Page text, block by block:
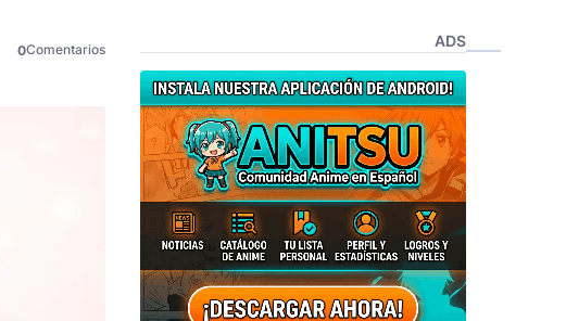
0Comentarios ADS